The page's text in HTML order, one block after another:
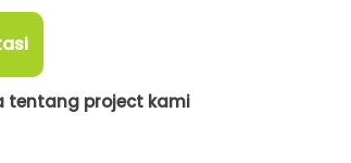
tentang project kami